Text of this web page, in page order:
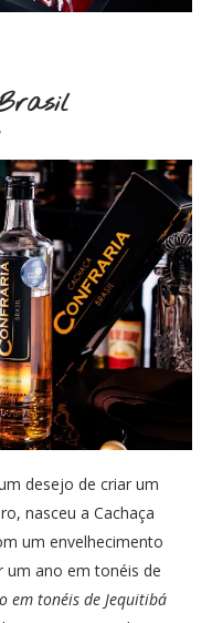
desejo de criar um
nasceu a Cachaça
um envelhecimento
um ano em tonéis de
em tonéis de Jequitibá